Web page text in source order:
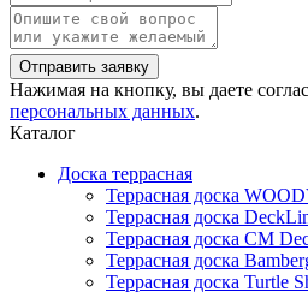
Нажимая на кнопку, вы даете
персональных данных.
Каталог
Доска террасная
Террасная доска
Террасная доска
Террасная доска CM
Террасная доска
Террасная доска Turtle